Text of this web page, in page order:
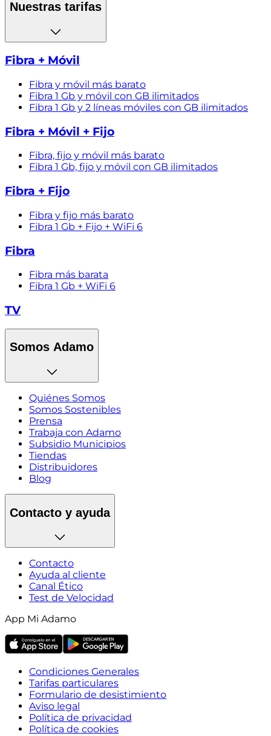
Nuestras tarifas
Fibra + Móvil
Fibra y móvil más barato
Fibra 1 Gb y móvil con GB ilimitados
Fibra 1 Gb y 2 líneas móviles con GB ilimitados
Fibra + Móvil + Fijo
Fibra, fijo y móvil más barato
Fibra 1 Gb, fijo y móvil con GB ilimitados
Fibra + Fijo
Fibra y fijo más barato
Fibra 1 Gb + Fijo + WiFi 6
Fibra
Fibra más barata
Fibra 1 Gb + WiFi 6
TV
Somos Adamo
Quiénes Somos
Somos Sostenibles
Prensa
Trabaja con Adamo
Subsidio Municipios
Tiendas
Distribuidores
Blog
Contacto y ayuda
Contacto
Ayuda al cliente
Canal Ético
Test de Velocidad
App Mi Adamo
Condiciones Generales
Tarifas particulares
Formulario de desistimiento
Aviso legal
Política de privacidad
Política de cookies